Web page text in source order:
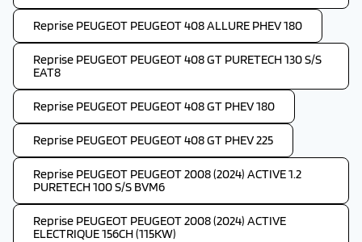
Reprise PEUGEOT PEUGEOT 408 ALLURE PHEV 180
Reprise PEUGEOT PEUGEOT 408 GT PURETECH 130 S/S
EAT8
Reprise PEUGEOT PEUGEOT 408 GT PHEV 180
Reprise PEUGEOT PEUGEOT 408 GT PHEV 225
Reprise PEUGEOT PEUGEOT 2008 (2024) ACTIVE 1.2
PURETECH 100 S/S BVM6
Reprise PEUGEOT PEUGEOT 2008 (2024) ACTIVE
ELECTRIQUE 156CH (115KW)